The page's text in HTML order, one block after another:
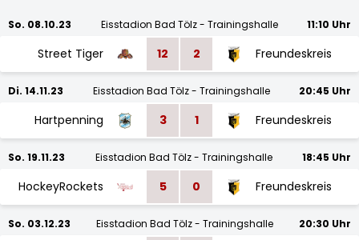
So. 08.10.23 Eisstadion Bad Tölz - Trainingshalle 11:10 Uhr
Street Tiger 12 2 Freundeskreis
Di. 14.11.23 Eisstadion Bad Tölz - Trainingshalle 20:45 Uhr
Hartpenning 3 1 Freundeskreis
So. 19.11.23 Eisstadion Bad Tölz - Trainingshalle 18:45 Uhr
HockeyRockets 5 0 Freundeskreis
So. 03.12.23 Eisstadion Bad Tölz - Trainingshalle 20:30 Uhr